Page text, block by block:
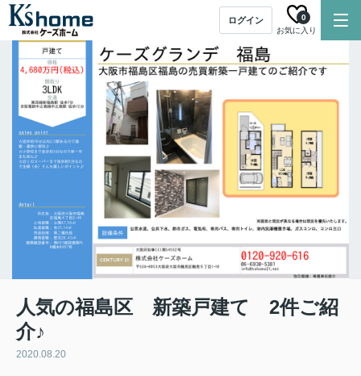
ログイン
お気に入り
0
人気の福島区 新築戸建て 2件ご紹
介♪
2020.08.20